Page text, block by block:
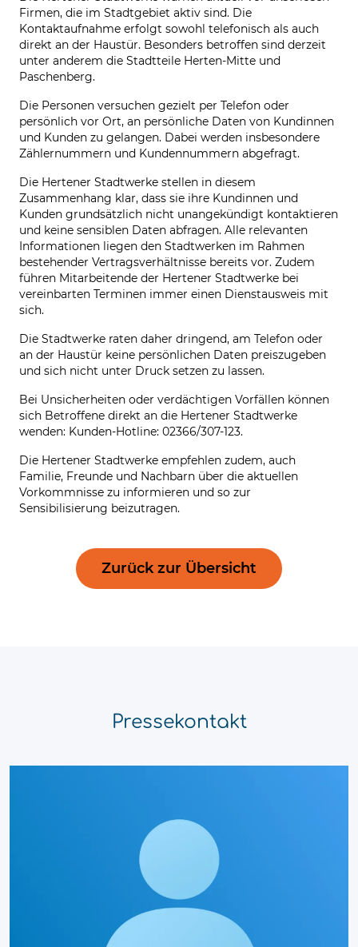
Firmen, die im Stadtgebiet aktiv sind. Die
Kontaktaufnahme erfolgt sowohl telefonisch als auch
direkt an der Haustür. Besonders betroffen sind derzeit
unter anderem die Stadtteile Herten-Mitte und
Paschenberg.
Die Personen versuchen gezielt per Telefon oder
persönlich vor Ort, an persönliche Daten von Kundinnen
und Kunden zu gelangen. Dabei werden insbesondere
Zählernummern und Kundennummern abgefragt.
Die Hertener Stadtwerke stellen in diesem
Zusammenhang klar, dass sie ihre Kundinnen und
Kunden grundsätzlich nicht unangekündigt kontaktieren
und keine sensiblen Daten abfragen. Alle relevanten
Informationen liegen den Stadtwerken im Rahmen
bestehender Vertragsverhältnisse bereits vor. Zudem
führen Mitarbeitende der Hertener Stadtwerke bei
vereinbarten Terminen immer einen Dienstausweis mit
sich.
Die Stadtwerke raten daher dringend, am Telefon oder
an der Haustür keine persönlichen Daten preiszugeben
und sich nicht unter Druck setzen zu lassen.
Bei Unsicherheiten oder verdächtigen Vorfällen können
sich Betroffene direkt an die Hertener Stadtwerke
wenden: Kunden-Hotline: 02366/307-123.
Die Hertener Stadtwerke empfehlen zudem, auch
Familie, Freunde und Nachbarn über die aktuellen
Vorkommnisse zu informieren und so zur
Sensibilisierung beizutragen.
Zurück zur Übersicht
Pressekontakt